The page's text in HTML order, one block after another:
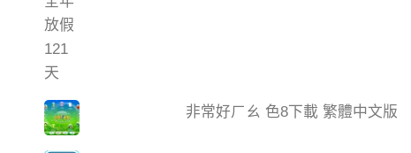
非常好ㄏㄠ 色8下載 繁體中文版